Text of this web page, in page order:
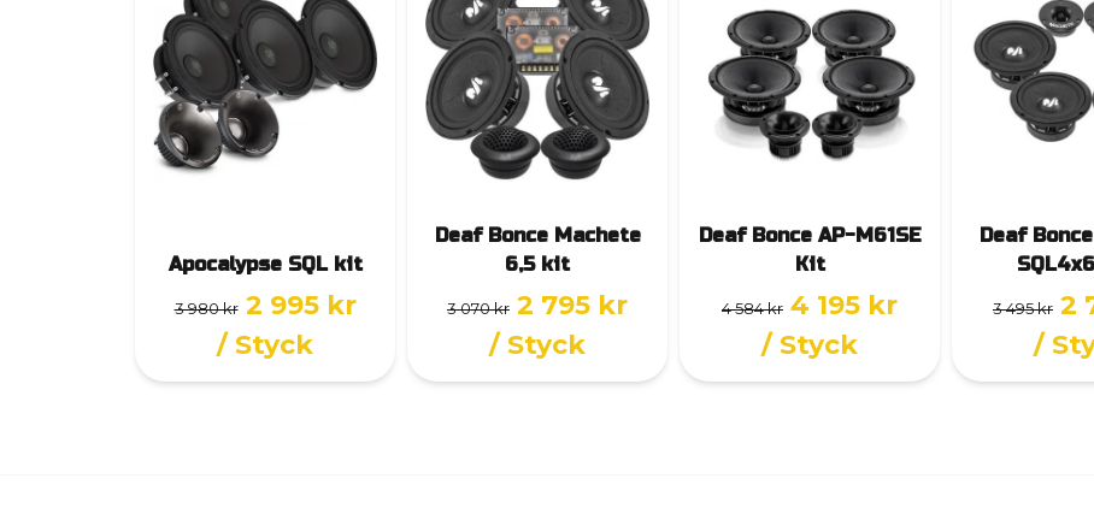
Apocalypse SQL kit
3 980 kr 2 995 kr
/ Styck
Deaf Bonce Machete
6,5 kit
3 070 kr 2 795 kr
/ Styck
Deaf Bonce AP-M61SE
Kit
4 584 kr 4 195 kr
/ Styck
Deaf
3 495 kr 2
/